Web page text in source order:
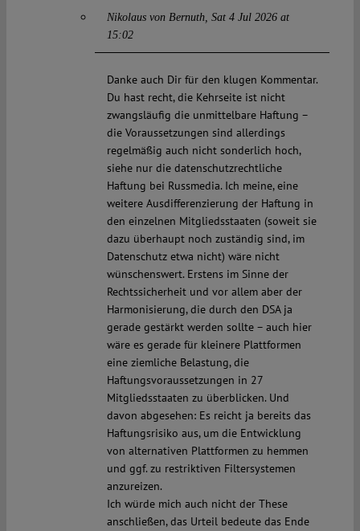
Nikolaus von Bernuth Sat 4 Jul 2026 at
15:02
Danke auch Dir für den klugen Kommentar.
Du hast recht, die Kehrseite ist nicht
zwangsläufig die unmittelbare Haftung –
die Voraussetzungen sind allerdings
regelmäßig auch nicht sonderlich hoch,
siehe nur die datenschutzrechtliche
Haftung bei Russmedia. Ich meine, eine
weitere Ausdifferenzierung der Haftung in
den einzelnen Mitgliedsstaaten (soweit sie
dazu überhaupt noch zuständig sind, im
Datenschutz etwa nicht) wäre nicht
wünschenswert. Erstens im Sinne der
Rechtssicherheit und vor allem aber der
Harmonisierung, die durch den DSA ja
gerade gestärkt werden sollte – auch hier
wäre es gerade für kleinere Plattformen
eine ziemliche Belastung, die
Haftungsvoraussetzungen in 27
Mitgliedsstaaten zu überblicken. Und
davon abgesehen: Es reicht ja bereits das
Haftungsrisiko aus, um die Entwicklung
von alternativen Plattformen zu hemmen
und ggf. zu restriktiven Filtersystemen
anzureizen.
Ich würde mich auch nicht der These
anschließen, das Urteil bedeute das Ende